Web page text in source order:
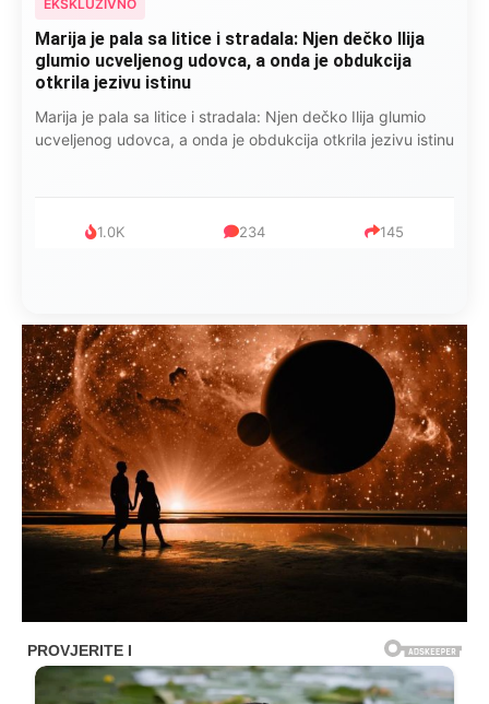
EKSKLUZIVNO
Marija je pala sa litice i stradala: Njen dečko Ilija
glumio ucveljenog udovca, a onda je obdukcija
otkrila jezivu istinu
Marija je pala sa litice i stradala: Njen dečko Ilija glumio
ucveljenog udovca, a onda je obdukcija otkrila jezivu istinu
1.0K 234 145